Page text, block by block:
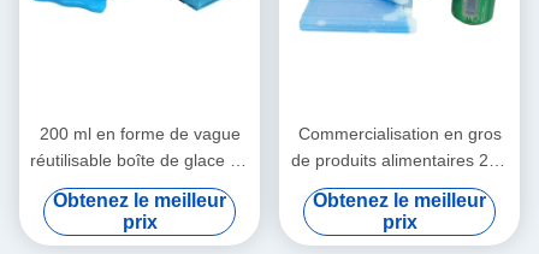
200 ml en forme de vague
réutilisable boîte de glace en
gel de couleur alimentaire
pour enfants sacs de
déjeuner pour les aliments
Obtenez le meilleur
prix
Commercialisation en gros
de produits alimentaires 200
g blocs de glace en gel à
coquille dure pour déjeuner
boîte pour aliments congelés
Obtenez le meilleur
prix